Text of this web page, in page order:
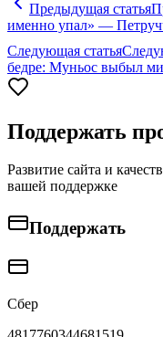
Предыдущая статья
именно упал» —
Следующая статья
бедре: Муньос выбыл
Поддержать
Развитие сайта и
вашей поддержке
Поддержать
Сбер